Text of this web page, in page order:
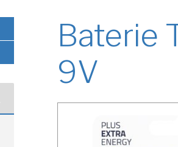
Baterie
9V